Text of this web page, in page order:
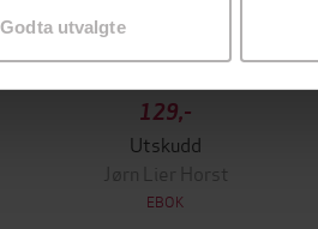
Godta utvalgte
129,-
Utskudd
Jørn Lier Horst
EBOK